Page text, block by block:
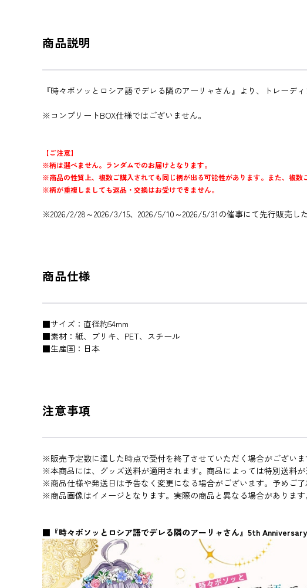
商品説明
『時々ボソッとロシア語でデレる隣のアーリャさん』より、トレーデ
※コンプリートBOX仕様ではございません。
【ご注意】
※柄は選べません。ランダムでのお届けとなります。
※商品の性質上、複数ご購入されても同じ柄が出る可能性があります。また、複数
※柄が重複しましても返品・交換はお受けできません。
※2026/2/28～2026/3/15、2026/5/10～2026/5/31の催事にて先行販売し
商品仕様
■サイズ：直径約54mm
■素材：紙、ブリキ、PET、スチール
■生産国：日本
注意事項
※販売予定数に達した時点で受付を終了させていただく場合がございま
※本商品には、グッズ送料が適用されます。商品によっては特別送料が
※商品仕様や発送日は予告なく変更になる場合がございます。予めご了
※商品画像はイメージとなります。実際の商品と異なる場合があります
■『時々ボソッとロシア語でデレる隣のアーリャさん』5th